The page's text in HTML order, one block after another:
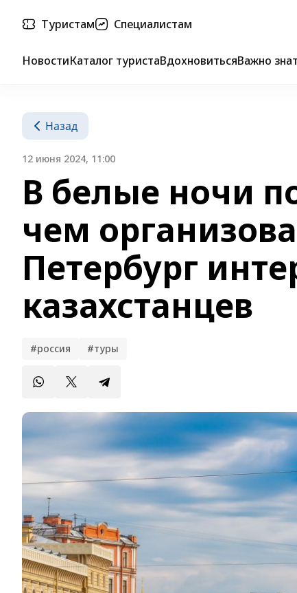
Туристам Специалистам
НовостиКаталог туристаВдохновитьсяВажно
Назад
12 июня 2024, 11:00
В белые ночи
чем
Петербург
казахстанцев
#россия #туры